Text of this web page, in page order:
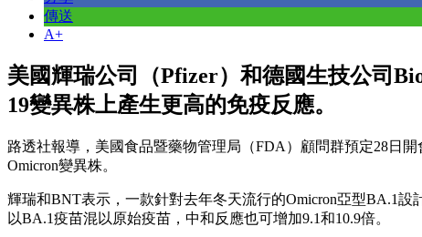
傳送
A+
美國輝瑞公司（Pfizer）和德國生技公司
19變異株上產生更高的免疫反應。
路透社報導，美國食品暨藥物管理局（FDA）顧問群預定28日
Omicron變異株。
輝瑞和BNT表示，一款針對去年冬天流行的Omicron亞型BA.1設
以BA.1疫苗混以原始疫苗，中和反應也可增加9.1和10.9倍。